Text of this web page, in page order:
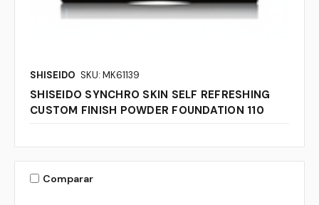
SHISEIDO SKU: MK61139
SHISEIDO SYNCHRO SKIN SELF REFRESHING
CUSTOM FINISH POWDER FOUNDATION 110
Comparar